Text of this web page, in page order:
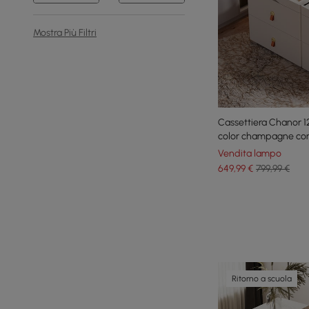
Mostra Più Filtri
Cassettiera Chanor
color champagne
Vendita lampo
649,99€ 799,99 €
Ritorno a scuola